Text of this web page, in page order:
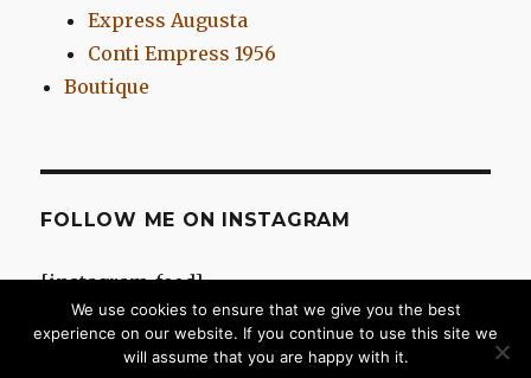
Express Augusta
Conti Empress 1956
Boutique
FOLLOW ME ON INSTAGRAM
[instagram-feed]
We use cookies to ensure that we give you the best
experience on our website. If you continue to use this site we
will assume that you are happy with it.